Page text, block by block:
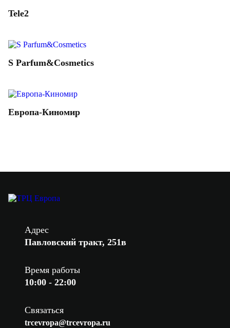
Tele2
S Parfum&Cosmetics
Европа-Киномир
Адрес
Павловский тракт, 251в
Время работы
10:00 - 22:00
Связаться
trcevropa@trcevropa.ru